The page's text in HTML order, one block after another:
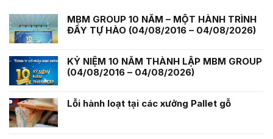
MBM GROUP 10 NĂM – MỘT HÀNH TRÌNH
ĐẦY TỰ HÀO (04/08/2016 – 04/08/2026)
KỶ NIỆM 10 NĂM THÀNH LẬP MBM GROUP
(04/08/2016 – 04/08/2026)
Lỗi hành loạt tại các xưởng Pallet gỗ